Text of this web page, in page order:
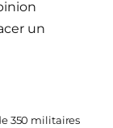
un
350 militaires